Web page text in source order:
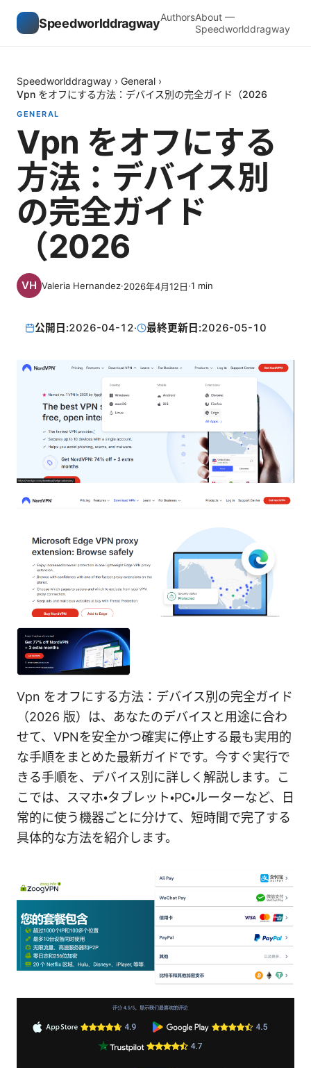
SpeedworlddragwayAuthorsAbout —
Speedworlddragway
Speedworlddragway › General ›
Vpn をオフにする方法：デバイス別の完全ガイド（2026
GENERAL
Vpn をオフにする
方法：デバイス別
の完全ガイド
（2026
Valeria Hernandez·2026年4月12日·1 min
公開日:2026-04-12· 最終更新日:2026-05-10
Vpn をオフにする方法：デバイス別の完全ガイド
（2026 版）は、あなたのデバイスと用途に合わ
せて、VPNを安全かつ確実に停止する最も実用的
な手順をまとめた最新ガイドです。今すぐ実行で
きる手順を、デバイス別に詳しく解説します。こ
こでは、スマホ・タブレット・PC・ルーターなど、日
常的に使う機器ごとに分けて、短時間で完了する
具体的な方法を紹介します。